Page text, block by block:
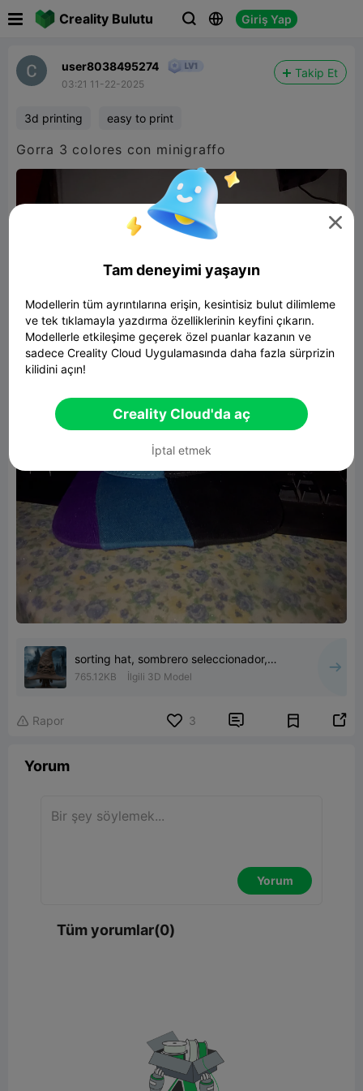
Creality Bulutu   Giriş Yap
user8038495274
03:21 11-22-2025
Takip Et
3d printing easy to print
Gorra 3 colores con minigraffo
sorting hat, sombrero seleccionador,
Harry Potter, funko pop
765.12KB İlgili 3D Model
 Rapor 3  
Yorum
Yorum
Tüm yorumlar(0)

Tam deneyimi yaşayın
Modellerin tüm ayrıntılarına erişin, kesintisiz bulut dilimleme
ve tek tıklamayla yazdırma özelliklerinin keyfini çıkarın.
Modellerle etkileşime geçerek özel puanlar kazanın ve
sadece Creality Cloud Uygulamasında daha fazla sürprizin
kilidini açın!
Creality Cloud'da aç
İptal etmek